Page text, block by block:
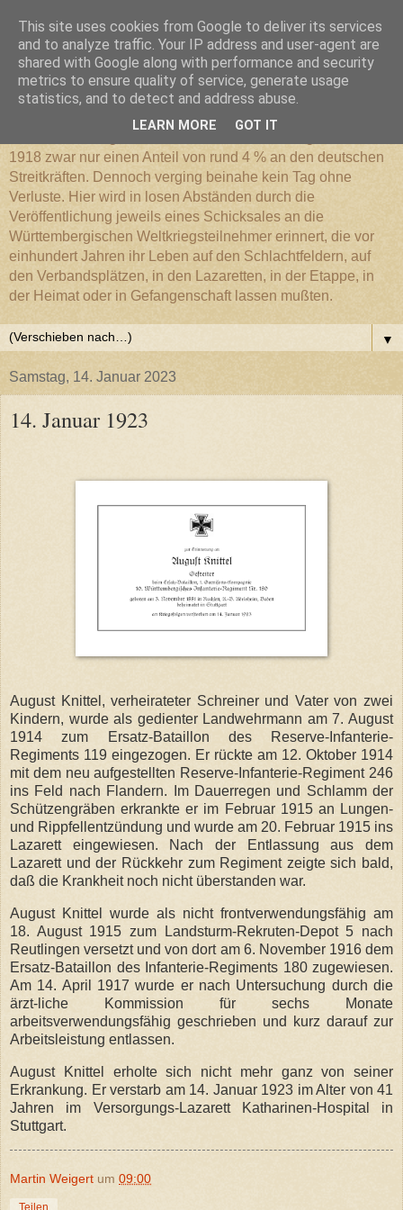
Württembergischer
Weltkriegs-Blog
1918 zwar nur einen Anteil von rund 4 % an den deutschen
Streitkräften. Dennoch verging beinahe kein Tag ohne
Verluste. Hier wird in losen Abständen durch die
Veröffentlichung jeweils eines Schicksales an die
Württembergischen Weltkriegsteilnehmer erinnert, die vor
einhundert Jahren ihr Leben auf den Schlachtfeldern, auf
den Verbandsplätzen, in den Lazaretten, in der Etappe, in
der Heimat oder in Gefangenschaft lassen mußten.
▼
Samstag, 14. Januar 2023
14. Januar 1923
August Knittel, verheirateter Schreiner und Vater von zwei
Kindern, wurde als gedienter Landwehrmann am 7. August
1914 zum Ersatz-Bataillon des Reserve-Infanterie-
Regiments 119 eingezogen. Er rückte am 12. Oktober 1914
mit dem neu aufgestellten Reserve-Infanterie-Regiment 246
ins Feld nach Flandern. Im Dauerregen und Schlamm der
Schützengräben erkrankte er im Februar 1915 an Lungen-
und Rippfellentzündung und wurde am 20. Februar 1915 ins
Lazarett eingewiesen. Nach der Entlassung aus dem
Lazarett und der Rückkehr zum Regiment zeigte sich bald,
daß die Krankheit noch nicht überstanden war.
August Knittel wurde als nicht frontverwendungsfähig am
18. August 1915 zum Landsturm-Rekruten-Depot 5 nach
Reutlingen versetzt und von dort am 6. November 1916 dem
Ersatz-Bataillon des Infanterie-Regiments 180 zugewiesen.
Am 14. April 1917 wurde er nach Untersuchung durch die
ärzt-liche Kommission für sechs Monate
arbeitsverwendungsfähig geschrieben und kurz darauf zur
Arbeitsleistung entlassen.
August Knittel erholte sich nicht mehr ganz von seiner
Erkrankung. Er verstarb am 14. Januar 1923 im Alter von 41
Jahren im Versorgungs-Lazarett Katharinen-Hospital in
Stuttgart.
Martin Weigert um 09:00
Teilen
This site uses cookies from Google to deliver its services
and to analyze traffic. Your IP address and user-agent are
shared with Google along with performance and security
metrics to ensure quality of service, generate usage
statistics, and to detect and address abuse.
LEARN MORE GOT IT